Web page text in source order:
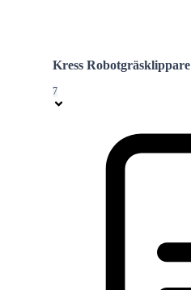
Kress Robotgräsklippare
7